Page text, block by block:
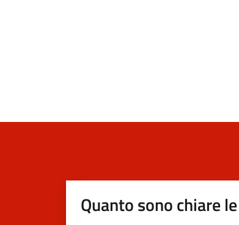
Quanto sono chiare